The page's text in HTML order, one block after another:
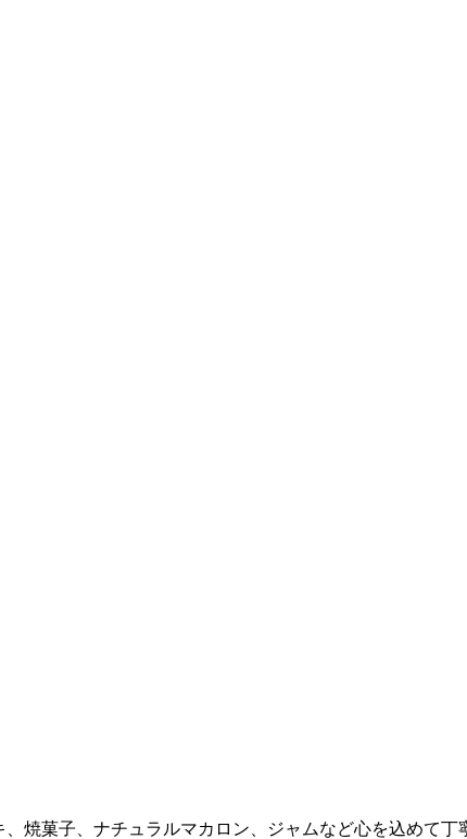
焼菓子、ナチュラルマカロン、ジャムなど心を込めて